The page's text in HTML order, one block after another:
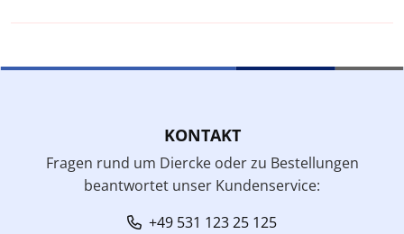
KONTAKT
Fragen rund um Diercke oder zu Bestellungen
beantwortet unser Kundenservice:
+49 531 123 25 125